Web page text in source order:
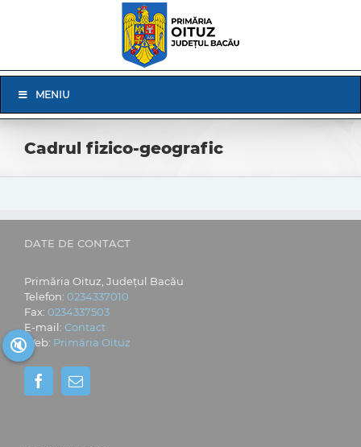
Navigation
MENIU
Cadrul fizico-geografic
DATE DE CONTACT
Primăria Oituz, Județul Bacău
Telefon: 0234337010
Fax: 0234337503
E-mail: Contact
Web: Primăria Oituz
🔇